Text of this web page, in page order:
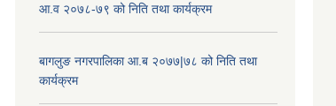
आ.व २०७८-७९ को निति तथा कार्यक्रम
बागलुङ नगरपालिका आ.ब २०७७|७८ को निति तथा
कार्यक्रम